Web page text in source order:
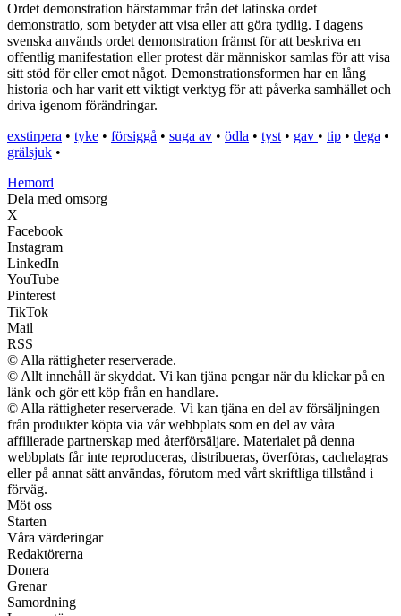
Ordet demonstration härstammar från det latinska ordet
demonstratio, som betyder att visa eller att göra tydlig. I dagens
svenska används ordet demonstration främst för att beskriva en
offentlig manifestation eller protest där människor samlas för att visa
sitt stöd för eller emot något. Demonstrationsformen har en lång
historia och har varit ett viktigt verktyg för att påverka samhället och
driva igenom förändringar.
exstirpera • tyke • försiggå • suga av • ödla • tyst • gav • tip • dega •
grälsjuk •
Hemord
Dela med omsorg
X
Facebook
Instagram
LinkedIn
YouTube
Pinterest
TikTok
Mail
RSS
© Alla rättigheter reserverade.
© Allt innehåll är skyddat. Vi kan tjäna pengar när du klickar på en
länk och gör ett köp från en handlare.
© Alla rättigheter reserverade. Vi kan tjäna en del av försäljningen
från produkter köpta via vår webbplats som en del av våra
affilierade partnerskap med återförsäljare. Materialet på denna
webbplats får inte reproduceras, distribueras, överföras, cachelagras
eller på annat sätt användas, förutom med vårt skriftliga tillstånd i
förväg.
Möt oss
Starten
Våra värderingar
Redaktörerna
Donera
Grenar
Samordning